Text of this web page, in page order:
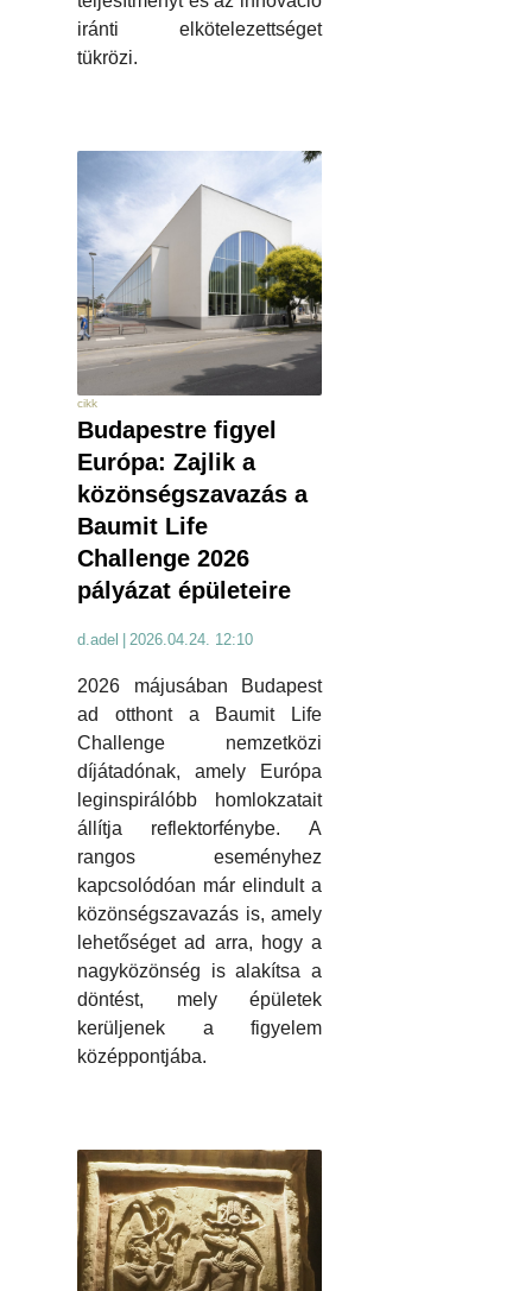
iránti elkötelezettséget
tükrözi.
cikk
Budapestre figyel
Európa: Zajlik a
közönségszavazás a
Baumit Life
Challenge 2026
pályázat épületeire
d.adel | 2026.04.24. 12:10
2026 májusában Budapest
ad otthont a Baumit Life
Challenge nemzetközi
díjátadónak, amely Európa
leginspirálóbb homlokzatait
állítja reflektorfénybe. A
rangos eseményhez
kapcsolódóan már elindult a
közönségszavazás is, amely
lehetőséget ad arra, hogy a
nagyközönség is alakítsa a
döntést, mely épületek
kerüljenek a figyelem
középpontjába.